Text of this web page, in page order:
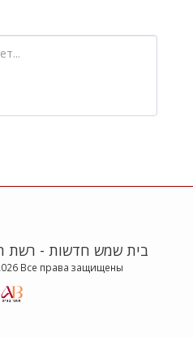
בית שמש חדשות - רשת
Все права защищены